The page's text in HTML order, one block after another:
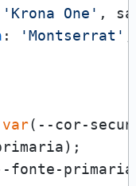
'Krona One' ,
: 'Montserrat'
var(--cor-
fonte-